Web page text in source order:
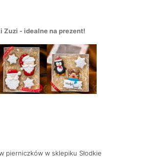
Zuzi - idealne na prezent!
pierniczków w sklepiku Słodkie